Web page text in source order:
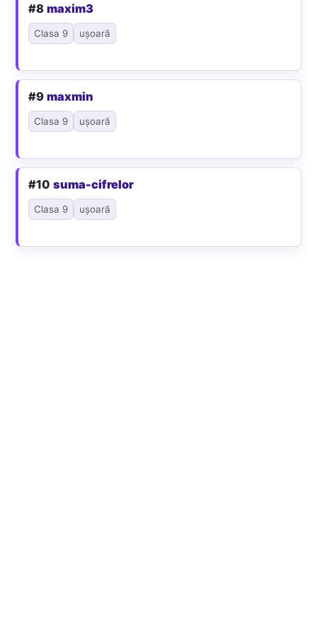
#8maxim3
Clasa 9 ușoară
#9maxmin
Clasa 9 ușoară
#10suma-cifrelor
Clasa 9 ușoară